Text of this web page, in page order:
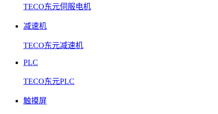
TECO东元伺服电机
减速机
TECO东元减速机
PLC
TECO东元PLC
触摸屏